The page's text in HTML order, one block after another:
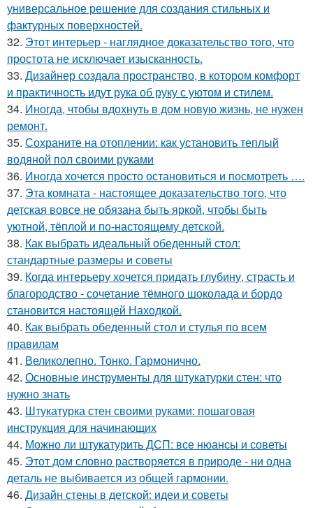
универсальное решение для создания стильных и
фактурных поверхностей.
32. Этот интерьер - наглядное доказательство того, что
простота не исключает изысканность.
33. Дизайнер создала пространство, в котором комфорт
и практичность идут рука об руку с уютом и стилем.
34. Иногда, чтобы вдохнуть в дом новую жизнь, не нужен
ремонт.
35. Сохраните на отоплении: как установить теплый
водяной пол своими руками
36. Иногда хочется просто остановиться и посмотреть ….
37. Эта комната - настоящее доказательство того, что
детская вовсе не обязана быть яркой, чтобы быть
уютной, тёплой и по-настоящему детской.
38. Как выбрать идеальный обеденный стол:
стандартные размеры и советы
39. Когда интерьеру хочется придать глубину, страсть и
благородство - сочетание тёмного шоколада и бордо
становится настоящей Находкой.
40. Как выбрать обеденный стол и стулья по всем
правилам
41. Великолепно. Тонко. Гармонично.
42. Основные инструменты для штукатурки стен: что
нужно знать
43. Штукатурка стен своими руками: пошаговая
инструкция для начинающих
44. Можно ли штукатурить ДСП: все нюансы и советы
45. Этот дом словно растворяется в природе - ни одна
деталь не выбивается из общей гармонии.
46. Дизайн стены в детской: идеи и советы